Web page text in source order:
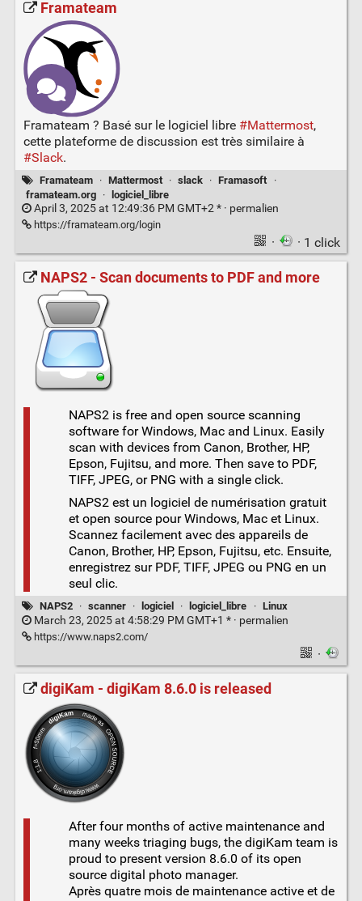
Framateam
Framateam ? Basé sur le logiciel libre #Mattermost,
cette plateforme de discussion est très similaire à
#Slack.
Framateam · Mattermost · slack · Framasoft
·
framateam.org
· logiciel_libre
April 3, 2025 at 12:49:36 PM GMT+2 * · permalien
https://framateam.org/login
· · 1 click
NAPS2 - Scan documents to PDF and more
NAPS2 is free and open source scanning
software for Windows, Mac and Linux. Easily
scan with devices from Canon, Brother, HP,
Epson, Fujitsu, and more. Then save to PDF,
TIFF, JPEG, or PNG with a single click.
NAPS2 est un logiciel de numérisation gratuit
et open source pour Windows, Mac et Linux.
Scannez facilement avec des appareils de
Canon, Brother, HP, Epson, Fujitsu, etc. Ensuite,
enregistrez sur PDF, TIFF, JPEG ou PNG en un
seul clic.
NAPS2 · scanner · logiciel · logiciel_libre · Linux
March 23, 2025 at 4:58:29 PM GMT+1 * · permalien
https://www.naps2.com/
·
digiKam - digiKam 8.6.0 is released
After four months of active maintenance and
many weeks triaging bugs, the digiKam team is
proud to present version 8.6.0 of its open
source digital photo manager.
Après quatre mois de maintenance active et de